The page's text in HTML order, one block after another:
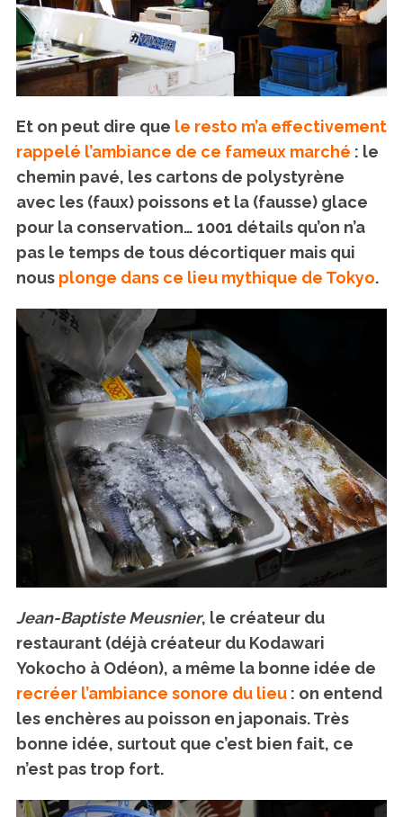
Et on peut dire que le resto m’a effectivement
rappelé l’ambiance de ce fameux marché : le
chemin pavé, les cartons de polystyrène
avec les (faux) poissons et la (fausse) glace
pour la conservation… 1001 détails qu’on n’a
pas le temps de tous décortiquer mais qui
nous plonge dans ce lieu mythique de Tokyo.
Jean-Baptiste Meusnier, le créateur du
restaurant (déjà créateur du Kodawari
Yokocho à Odéon), a même la bonne idée de
recréer l’ambiance sonore du lieu: on entend
les enchères au poisson en japonais. Très
bonne idée, surtout que c’est bien fait, ce
n’est pas trop fort.